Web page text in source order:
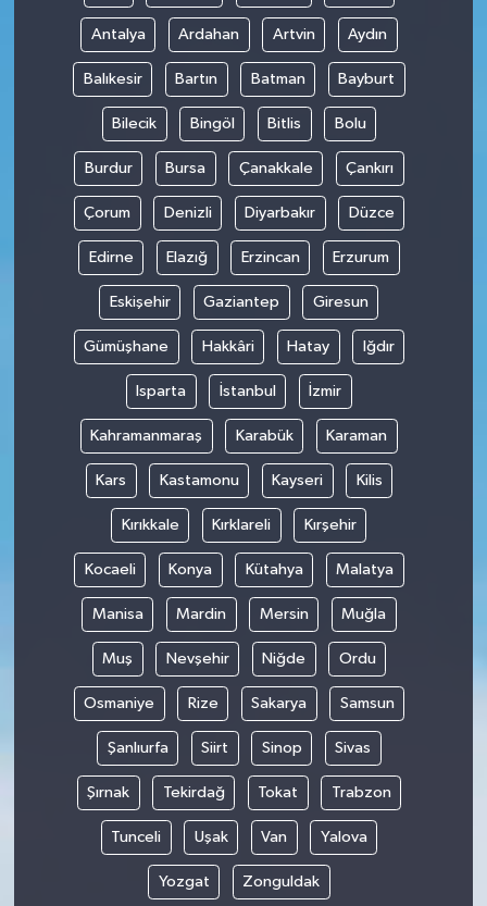
Antalya Ardahan Artvin Aydın
Balıkesir Bartın Batman Bayburt
Bilecik Bingöl Bitlis Bolu
Burdur Bursa Çanakkale Çankırı
Çorum Denizli Diyarbakır Düzce
Edirne Elazığ Erzincan Erzurum
Eskişehir Gaziantep Giresun
Gümüşhane Hakkâri Hatay Iğdır
Isparta İstanbul İzmir
Kahramanmaraş Karabük Karaman
Kars Kastamonu Kayseri Kilis
Kırıkkale Kırklareli Kırşehir
Kocaeli Konya Kütahya Malatya
Manisa Mardin Mersin Muğla
Muş Nevşehir Niğde Ordu
Osmaniye Rize Sakarya Samsun
Şanlıurfa Siirt Sinop Sivas
Şırnak Tekirdağ Tokat Trabzon
Tunceli Uşak Van Yalova
Yozgat Zonguldak